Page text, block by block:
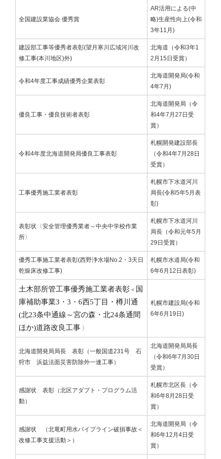
全国建設業協会 優秀賞
AR活用による(中
略)生産性向上(令和
3年11月)
建設部工事等優秀者表彰(望月寒川広域河川改
修工事(本川地区)外)
北海道（令和3年1
2月15日受賞）
令和4年度工事成績優秀企業表彰
北海道開発局(令和
4年7月)
優良工事・優良技術者表彰
北海道開発局（令
和4年7月27日受
賞）
令和4年度北海道開発局優良工事表彰
札幌開発建設部長
（令和4年7月28日
受賞）
工事優秀施工業者表彰
札幌市下水道河川
局長(令和5年5月表
彰)
表彰状〈安全管理優秀業者～中央中学校作業
所〉
札幌市下水道河川
局長（令和元年5月
29日受賞）
優秀工事施工業者表彰(西野浄水場No.2・3天日
乾燥床改修工事)
札幌市水道局(令和
6年6月12日表彰)
土木部所管工事優秀施工業者表彰 ＜​​​​​​​ 国
庫補助事業3・3・6西5丁目・樽川通
(北23条中通線～宮の森・北24条通間
ほか)道路改良工事 〉
札幌市建設局(令和
6年6月19日)
北海道開発局局長 表彰​​​​​​（一般国道231号 石
狩市 浜益法面災害防除外一連工事）
北海道開発局局長
（令和6年7月30日
受賞）
感謝状 表彰（北区アダプト・プログラム活
動）
札幌市北区長（令
和6年8月28日受
賞）
感謝状 （北竜町用水パイプライン破損事故＜
改修工事支援活動＞）
北海道開発局（令
和6年12月4日受
賞）